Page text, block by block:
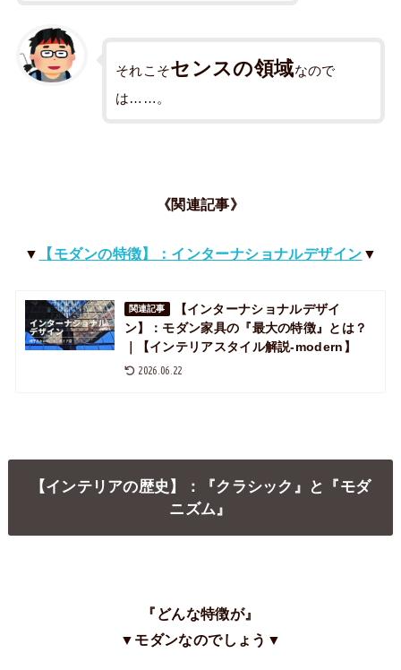
それこそセンスの領域なので
は……。
《関連記事》
▼ 【モダンの特徴】：インターナショナルデザイン ▼
関連記事
【インターナショナルデザイ
ン】：モダン家具の『最大の特徴』とは？
｜【インテリアスタイル解説-modern】
2026.06.22
【インテリアの歴史】：『クラシック』と『モダ
ニズム』
『どんな特徴が』
▼モダンなのでしょう▼